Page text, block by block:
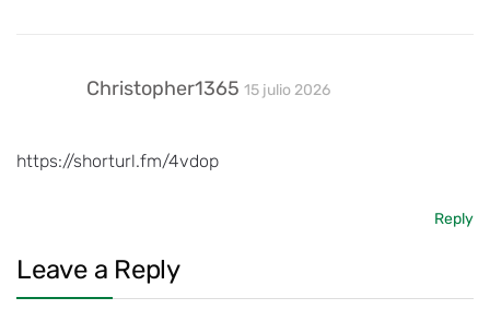
Christopher1365 15 julio 2026
https://shorturl.fm/4vdop
Reply
Leave a Reply